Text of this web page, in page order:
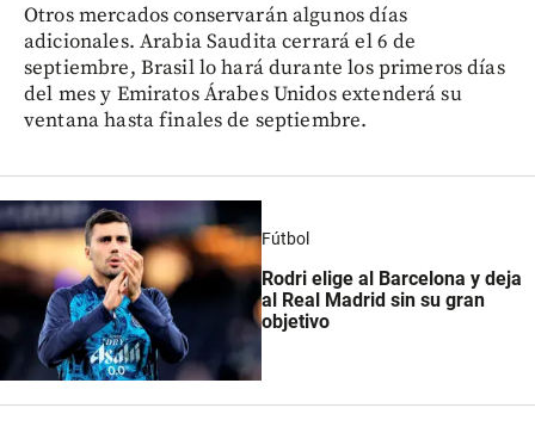
Otros mercados conservarán algunos días
adicionales. Arabia Saudita cerrará el 6 de
septiembre, Brasil lo hará durante los primeros días
del mes y Emiratos Árabes Unidos extenderá su
ventana hasta finales de septiembre.
Fútbol
Rodri elige al Barcelona y deja
al Real Madrid sin su gran
objetivo